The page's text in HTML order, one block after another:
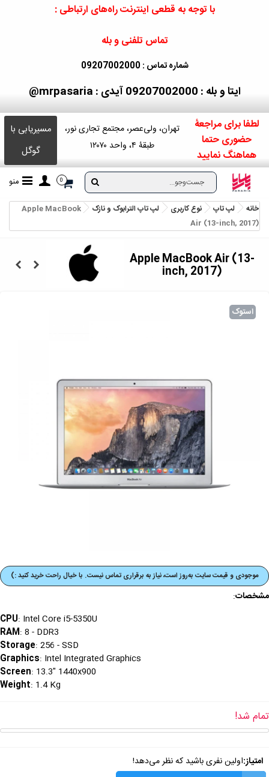
با توجه به قطعی اینترنت راه‌های ارتباطی :
تماس تلفنی و بله
شماره تماس : 09207002000
ایتا و بله : 09207002000 آیدی : mrpasaria@
لطفا برای مراجعۀ
حضوری حتما
هماهنگ نمایید
تهران، ولی‌عصر، مجتمع تجاری نور،
طبقۀ ۴، واحد ۱۲۰۷۰
مسیریابی با
گوگل
0 منو
خانه لپ تاپ نوع کاربری لپ تاپ الترابوک و نازک
Apple MacBook
Air (13-inch, 2017)
Apple MacBook Air (13-
inch, 2017)
استوک
موجودی و قیمت‌ سایت به‌روز است، نیاز به برقراری تماس نیست. با خیال راحت خرید کنید :)
مشخصات:
CPU: Intel Core i5-5350U
RAM: 8 - DDR3
Storage: 256 - SSD
Graphics: Intel Integrated Graphics
Screen: 13.3" 1440x900
Weight: 1.4 Kg
تمام شد!
امتیاز:اولین نفری باشید که نظر می‌دهد!